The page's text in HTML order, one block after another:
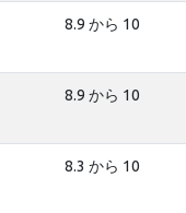
8.9 から 10
8.9 から 10
8.3 から 10